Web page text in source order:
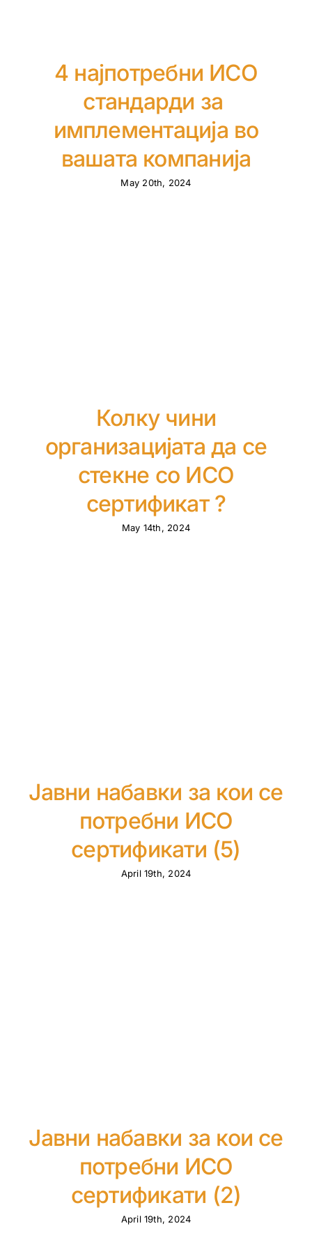
4 најпотребни ИСО
стандарди за
имплементација во
вашата компанија
May 20th, 2024
Колку чини
организацијата да се
стекне со ИСО
сертификат ?
May 14th, 2024
Јавни набавки за кои се
потребни ИСО
сертификати (5)
April 19th, 2024
Јавни набавки за кои се
потребни ИСО
сертификати (2)
April 19th, 2024